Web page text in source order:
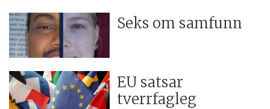
Seks om samfunn
EU satsar
tverrfagleg